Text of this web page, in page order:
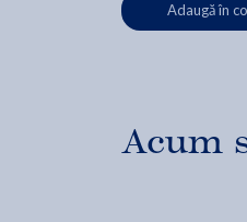
Adaugă în
Acum